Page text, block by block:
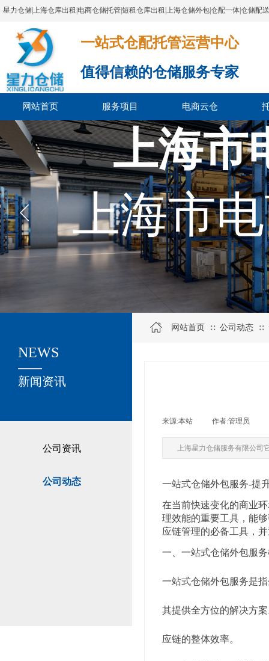
星力仓储|上海仓库出租|电商仓储托管|短租仓库出租|上海仓储外包|仓配一体|仓储配
一站式仓配托管运营中心​​​​​​​​​​​​​​​​​
值得信赖的仓储服务专家
网站首页 服务项目 电商云仓
上海市
上海市
公司资讯
公司动态
关于我们
新闻资讯
NEWS
网站首页 ∷ 公司动态 ∷
来源:本站 作者:管理员
上海星力仓储服务有限公
一站式仓储外包服务-提
在当前快速变化的商业
理效能的重要工具，能
应链管理的必备工具，
一、一站式仓储外包服
一站式仓储外包服务是
其提供全方位的解决方
应链的整体效率。